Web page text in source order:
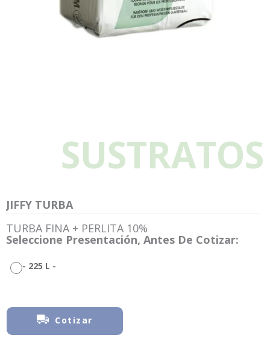
SUSTRATOS
JIFFY TURBA
TURBA FINA + PERLITA 10%
Seleccione Presentación, Antes De Cotizar:
- 225 L -
Cotizar